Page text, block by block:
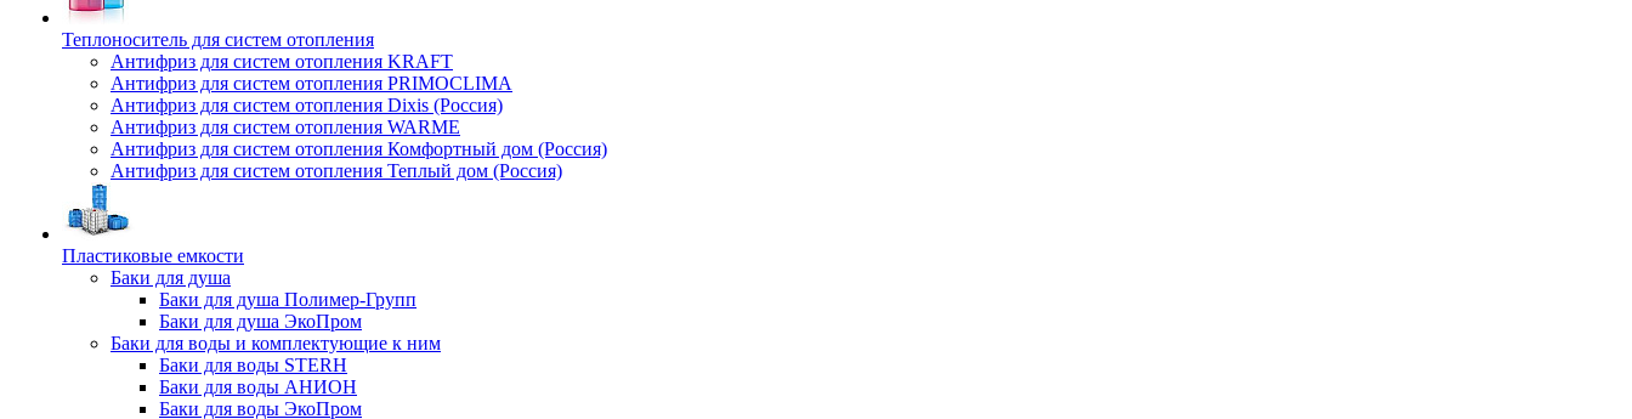
Теплоноситель для систем отопления
Антифриз для систем отопления KRAFT
Антифриз для систем отопления PRIMOCLIMA
Антифриз для систем отопления Dixis (Россия)
Антифриз для систем отопления WARME
Антифриз для систем отопления Комфортный дом (Россия)
Антифриз для систем отопления Теплый дом (Россия)
Пластиковые емкости
Баки для душа
Баки для душа Полимер-Групп
Баки для душа ЭкоПром
Баки для воды и комплектующие к ним
Баки для воды STERH
Баки для воды АНИОН
Баки для воды ЭкоПром